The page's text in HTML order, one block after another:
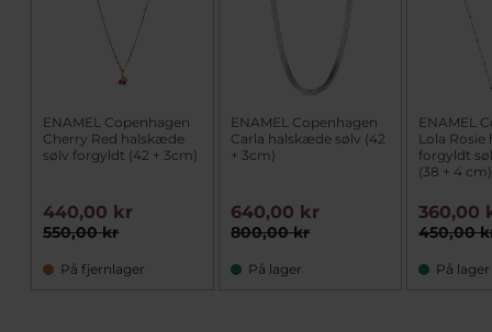
ENAMEL Copenhagen
Cherry Red halskæde
sølv forgyldt (42 + 3cm)
550,00 kr
440,00 kr
På fjernlager
ENAMEL Copenhagen
Carla halskæde sølv (42
+ 3cm)
800,00 kr
640,00 kr
På lager
ENAMEL
Lola
forgyldt
(38 + 4 cm)
450,00
360,00
På lager